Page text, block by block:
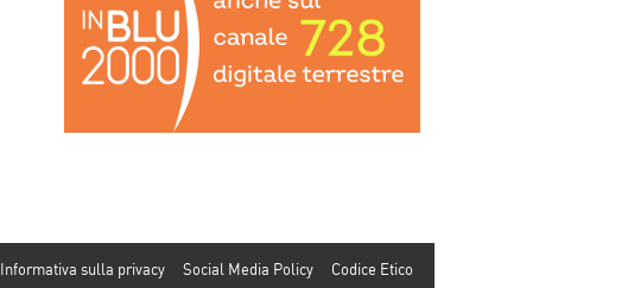
Informativa sulla privacy Social Media Policy Codice Etico